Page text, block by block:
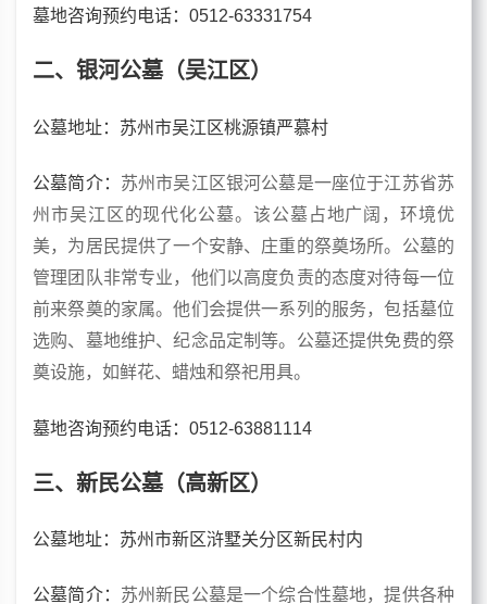
墓地咨询预约电话：0512-63331754
二、银河公墓（吴江区）
公墓地址：苏州市吴江区桃源镇严慕村
公墓简介： 苏州市吴江区银河公墓是一座位于江苏省苏
州市吴江区的现代化公墓。该公墓占地广阔，环境优
美，为居民提供了一个安静、庄重的祭奠场所。公墓的
管理团队非常专业，他们以高度负责的态度对待每一位
前来祭奠的家属。他们会提供一系列的服务，包括墓位
选购、墓地维护、纪念品定制等。公墓还提供免费的祭
奠设施，如鲜花、蜡烛和祭祀用具。
墓地咨询预约电话：0512-63881114
三、新民公墓（高新区）
公墓地址：苏州市新区浒墅关分区新民村内
公墓简介： 苏州新民公墓是一个综合性墓地，提供各种